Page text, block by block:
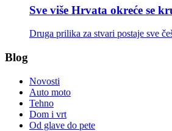
Sve više Hrvata okreće se
Druga prilika za stvari postaje sve
Blog
Novosti
Auto moto
Tehno
Dom i vrt
Od glave do pete